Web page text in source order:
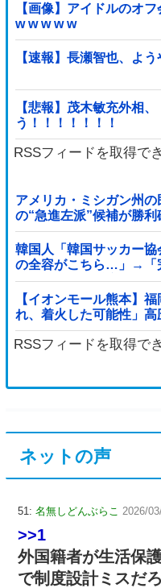
【画像】アイドルのオ
w w w w w
【速報】長瀬智也、よ
【悲報】茂木敏充外相
う！！！！！！！
RSSフィードを取得で
アメリカ・ミシガン州
の“急進左派”候補が勝
韓国人「韓国サッカー
の全容がこちら…」→「
ル」＝韓国の反応
【イオンモール熊本】
れ、着火した可能性」
産省に報告他
RSSフィードを取得で
ネットの声
51: 名無しどんぶらこ 2026/
>>1
外国籍者が生活保
で制度設計ミスだ